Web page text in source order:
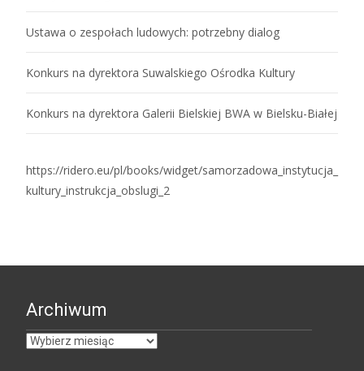
Ustawa o zespołach ludowych: potrzebny dialog
Konkurs na dyrektora Suwalskiego Ośrodka Kultury
Konkurs na dyrektora Galerii Bielskiej BWA w Bielsku-Białej
https://ridero.eu/pl/books/widget/samorzadowa_instytucja_
kultury_instrukcja_obslugi_2
Archiwum
Archiwum